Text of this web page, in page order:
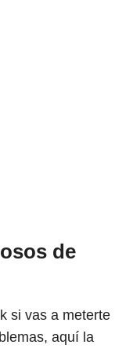
de
si vas a meterte
aquí la